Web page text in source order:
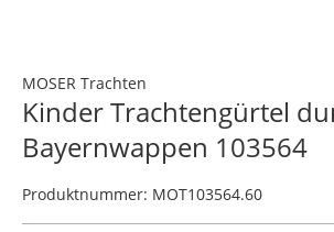
MOSER Trachten
Kinder Trachtengürtel
Bayernwappen 103564
Produktnummer: MOT103564.60